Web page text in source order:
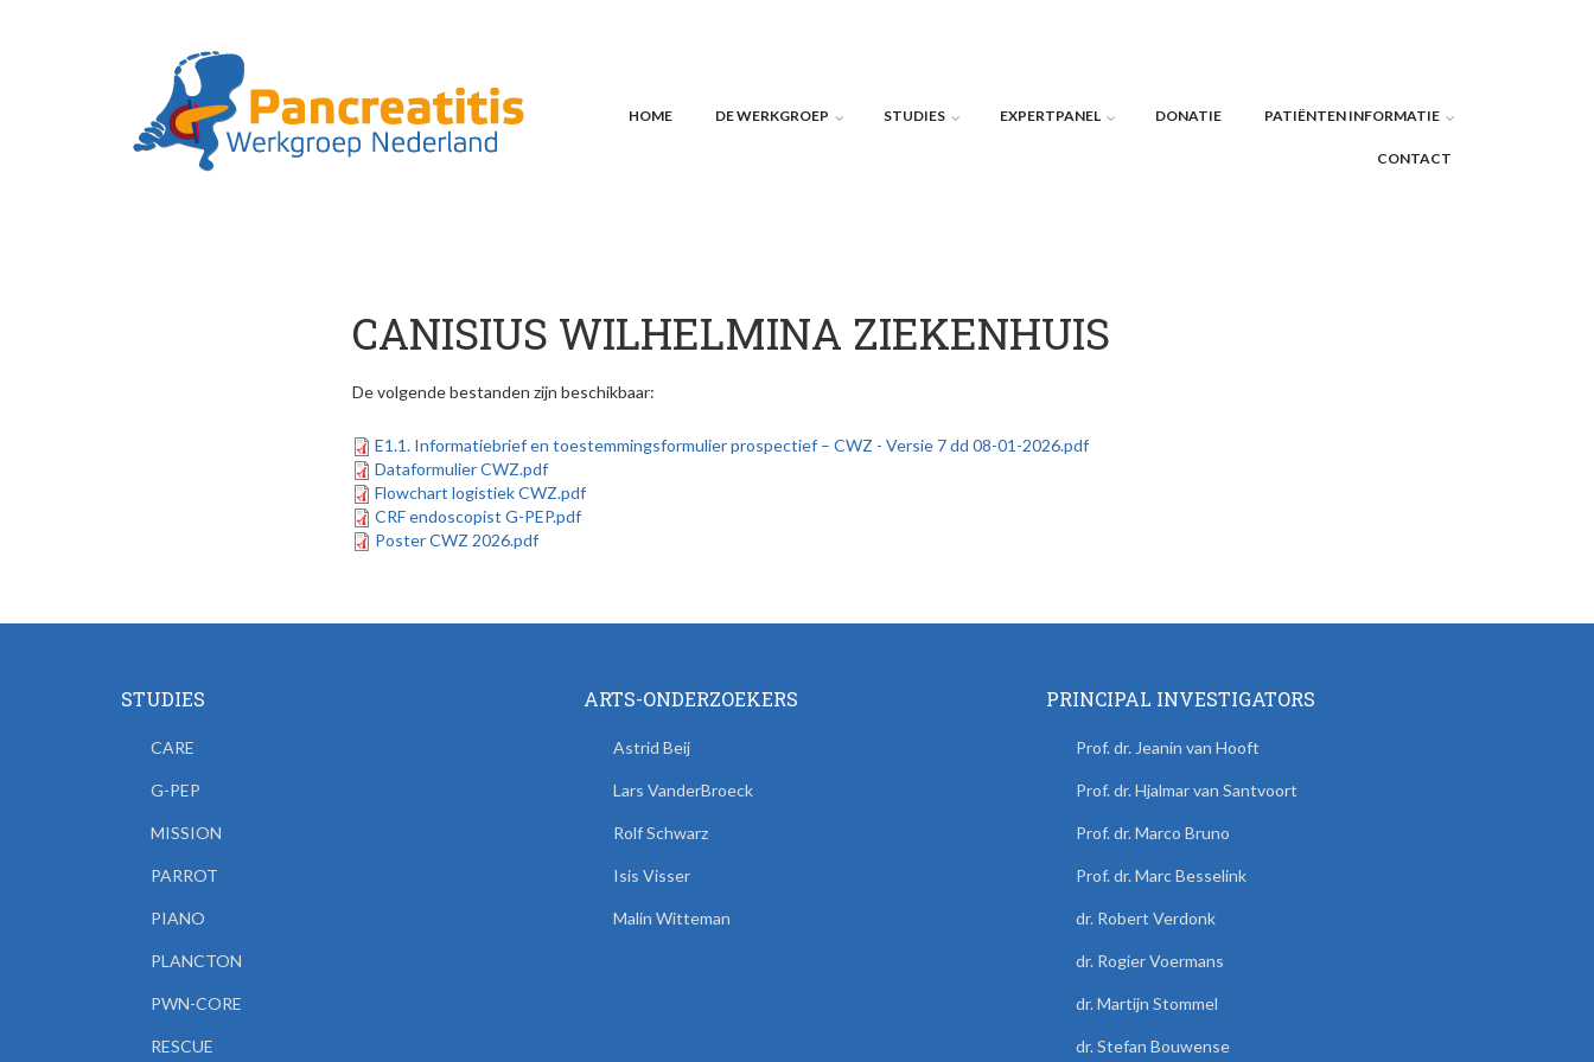
HOME DE WERKGROEP STUDIES EXPERTPANEL DONATIE PATIËNTEN INFORMATIE
CONTACT
CANISIUS WILHELMINA ZIEKENHUIS
De volgende bestanden zijn beschikbaar:
E1.1. Informatiebrief en toestemmingsformulier prospectief – CWZ - Versie 7 dd 08-01-2026.pdf
Dataformulier CWZ.pdf
Flowchart logistiek CWZ.pdf
CRF endoscopist G-PEP.pdf
Poster CWZ 2026.pdf
STUDIES
CARE
G-PEP
MISSION
PARROT
PIANO
PLANCTON
PWN-CORE
RESCUE
ARTS-ONDERZOEKERS
Astrid Beij
Lars VanderBroeck
Rolf Schwarz
Isis Visser
Malin Witteman
PRINCIPAL INVESTIGATORS
Prof. dr. Jeanin van Hooft
Prof. dr. Hjalmar van Santvoort
Prof. dr. Marco Bruno
Prof. dr. Marc Besselink
dr. Robert Verdonk
dr. Rogier Voermans
dr. Martijn Stommel
dr. Stefan Bouwense